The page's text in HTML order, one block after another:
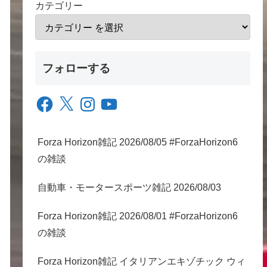
カテゴリー
フォローする
Facebook
X InstagramYouTube
Forza Horizon雑記 2026/08/05 #ForzaHorizon6
の雑談
自動車・モータースポーツ雑記 2026/08/03
Forza Horizon雑記 2026/08/01 #ForzaHorizon6
の雑談
Forza Horizon雑記 イタリアンエキゾチック ウィ